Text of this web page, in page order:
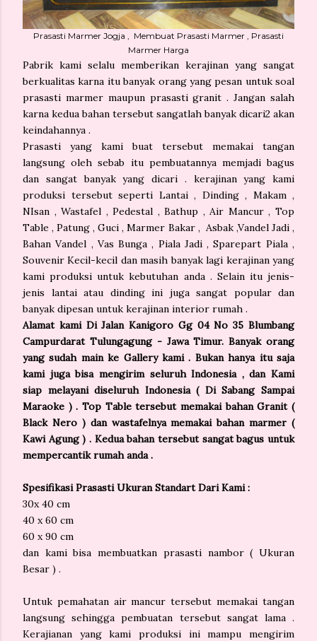
Prasasti Marmer Jogja , Membuat Prasasti Marmer , Prasasti
Marmer Harga
Pabrik kami selalu memberikan kerajinan yang sangat
berkualitas karna itu banyak orang yang pesan untuk soal
prasasti marmer maupun prasasti granit . Jangan salah
karna kedua bahan tersebut sangatlah banyak dicari2 akan
keindahannya .
Prasasti yang kami buat tersebut memakai tangan
langsung oleh sebab itu pembuatannya memjadi bagus
dan sangat banyak yang dicari . kerajinan yang kami
produksi tersebut seperti Lantai , Dinding , Makam ,
NIsan , Wastafel , Pedestal , Bathup , Air Mancur , Top
Table , Patung , Guci , Marmer Bakar , Asbak ,Vandel Jadi ,
Bahan Vandel , Vas Bunga , Piala Jadi , Sparepart Piala ,
Souvenir Kecil-kecil dan masih banyak lagi kerajinan yang
kami produksi untuk kebutuhan anda . Selain itu jenis-
jenis lantai atau dinding ini juga sangat popular dan
banyak dipesan untuk kerajinan interior rumah .
Alamat kami Di Jalan Kanigoro Gg 04 No 35 Blumbang
Campurdarat Tulungagung - Jawa Timur. Banyak orang
yang sudah main ke Gallery kami . Bukan hanya itu saja
kami juga bisa mengirim seluruh Indonesia , dan Kami
siap melayani diseluruh Indonesia ( Di Sabang Sampai
Maraoke ) . Top Table tersebut memakai bahan Granit (
Black Nero ) dan wastafelnya memakai bahan marmer (
Kawi Agung ) . Kedua bahan tersebut sangat bagus untuk
mempercantik rumah anda .
Spesifikasi Prasasti Ukuran Standart Dari Kami :
30x 40 cm
40 x 60 cm
60 x 90 cm
dan kami bisa membuatkan prasasti nambor ( Ukuran
Besar ) .
Untuk pemahatan air mancur tersebut memakai tangan
langsung sehingga pembuatan tersebut sangat lama .
Kerajianan yang kami produksi ini mampu mengirim